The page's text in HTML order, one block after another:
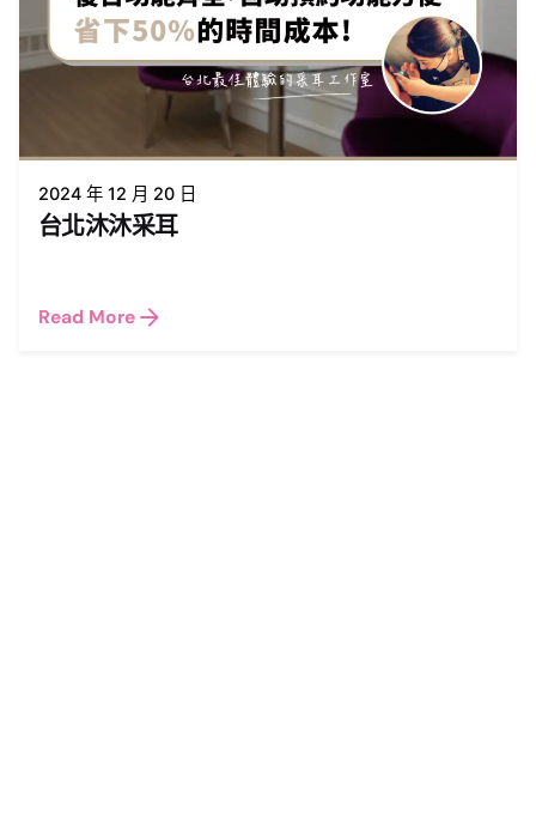
2024 年 12 月 20 日
台北沐沐采耳
Read More